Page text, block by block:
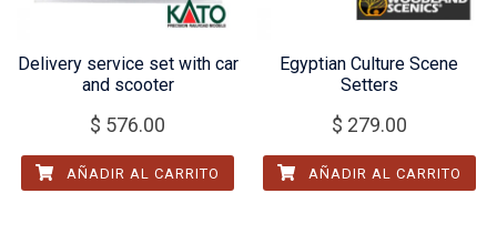
Delivery service set with car
and scooter
$ 576.00
AÑADIR AL CARRITO
Egyptian Culture Scene
Setters
$ 279.00
AÑADIR AL CARRITO